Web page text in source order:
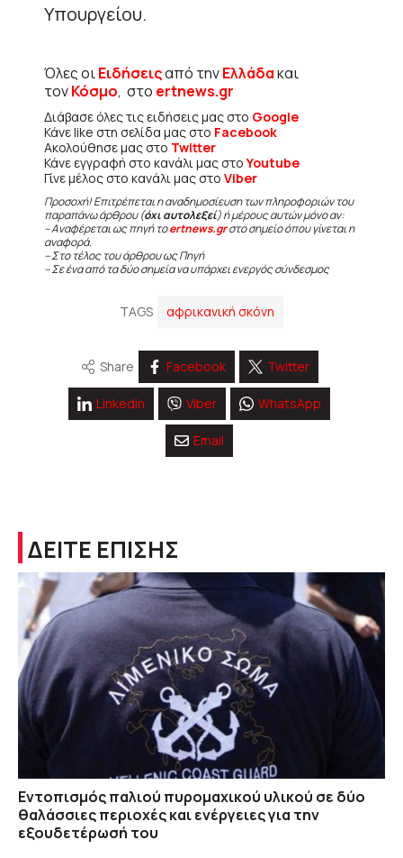
Υπουργείου.
Όλες οιΕιδήσειςαπό τηνΕλλάδακαι
τονΚόσμο, στο ertnews.gr
Διάβασε όλες τις ειδήσεις μας στο Google
Κάνε like στη σελίδα μας στο Facebook
Ακολούθησε μας στο Twitter
Κάνε εγγραφή στο κανάλι μας στοYoutube
Γίνε μέλος στο κανάλι μας στο Viber
Προσοχή! Επιτρέπεται η αναδημοσίευση των πληροφοριών του
παραπάνω άρθρου (όχι αυτολεξεί) ή μέρους αυτών μόνο αν:
– Αναφέρεται ως πηγή τοertnews.grστο σημείο όπου γίνεται η
αναφορά.
– Στο τέλος του άρθρου ως Πηγή
– Σε ένα από τα δύο σημεία να υπάρχει ενεργός σύνδεσμος
TAGS αφρικανική σκόνη
Share Facebook Twitter
Linkedin Viber WhatsApp
Email
ΔΕΙΤΕ ΕΠΙΣΗΣ
Εντοπισμός παλιού πυρομαχικού υλικού σε δύο
θαλάσσιες περιοχές και ενέργειες για την
εξουδετέρωσή του